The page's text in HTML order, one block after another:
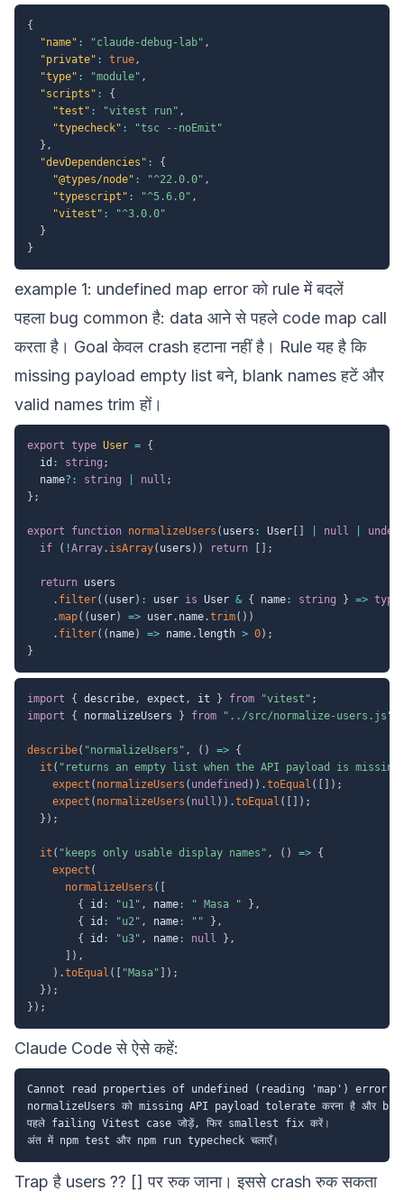
{
"name" : "claude-debug-lab" ,
"private" : true,
"type" : "module" ,
"scripts" :
{
"test" : "vitest run" ,
"typecheck" :
"tsc --noEmit"
} ,
"devDependencies" :
{
"@types/node" : "^22.0.0" ,
"typescript" : "^5.6.0" ,
"vitest" :
"^3.0.0"
}
}
example 1: undefined map error को rule में बदलें
पहला bug common है: data आने से पहले code map call
करता है। Goal केवल crash हटाना नहीं है। Rule यह है कि
missing payload empty list बने, blank names हटें और
valid names trim हों।
export type User = {
  id
: string ;
  name
? : string null ;
} ;
export function normalizeUsers ( users : User null
if
( !Array. isArray( users ) ) return ;
return users
. filter( ( user) : user is User & { name : string } =>
.map( ( user) => user. name.trim( ) )
. filter( ( name) => name. length > 0) ;
}
import { describe, expect , it } from "vitest" ;
import
{ normalizeUsers } from "../src/normalize-users.js"
describe( "normalizeUsers" , ( ) => {
it ( "returns an empty list when the API payload is
expect ( normalizeUsers ( undefined ) ) .toEqual ( ) ;
expect ( normalizeUsers ( null ) ) .toEqual ( ) ;
} ) ;
it ( "keeps only usable display names" , ( ) => {
expect (
normalizeUsers (
{
id : "u1" , name : " Masa " } ,
{
id : "u2" , name : "" } ,
{
id : "u3" , name : null } ,
) ,
) .toEqual ( "Masa" ) ;
} ) ;
} ) ;
Claude Code से ऐसे कहें:
Cannot read properties of undefined (reading 'map') error
normalizeUsers को missing API payload tolerate करना है और
पहले failing Vitest case जोड़ें, फिर smallest fix करें।
Trap है users ?? [] पर रुक जाना। इससे crash रुक सकता